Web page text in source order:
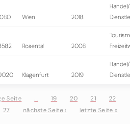
Wien 2018
Handel/
Rosental 2008
Klagenfurt 2019
Handel/
Seite … 19 20 21
22
27 nächste Seite › letzte Seite »